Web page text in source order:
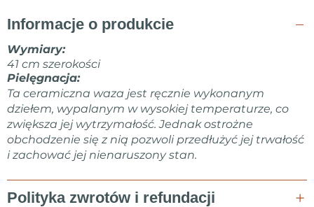
Informacje o produkcie
Wymiary:
41 cm szerokości
Pielęgnacja:
Ta ceramiczna waza jest ręcznie wykonanym
dziełem, wypalanym w wysokiej temperaturze, co
zwiększa jej wytrzymałość. Jednak ostrożne
obchodzenie się z nią pozwoli przedłużyć jej trwałość
i zachować jej nienaruszony stan.
Polityka zwrotów i refundacji